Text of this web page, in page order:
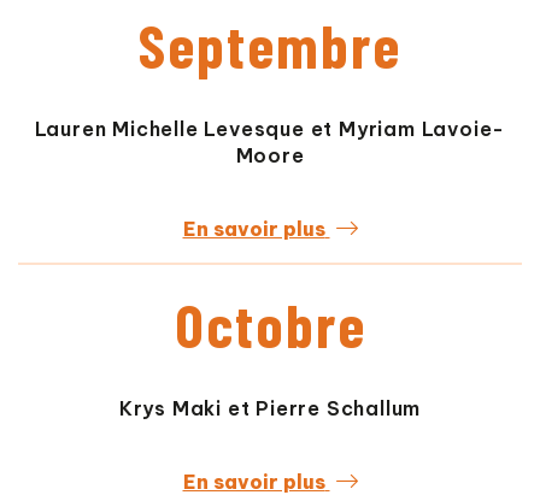
Septembre
Lauren Michelle Levesque et Myriam Lavoie-
Moore
En savoir plus
Octobre
Krys Maki et Pierre Schallum
En savoir plus